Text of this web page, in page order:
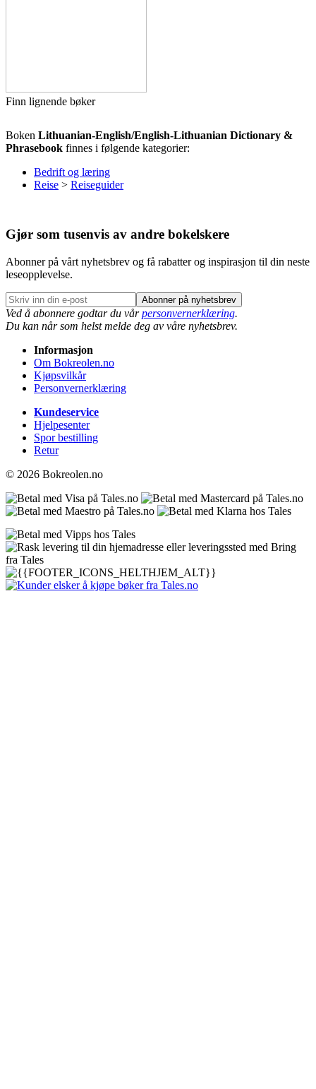
Finn lignende bøker
Boken Lithuanian-English/English-Lithuanian Dictionary &
Phrasebook finnes i følgende kategorier:
Bedrift og læring
Reise > Reiseguider
Gjør som tusenvis av andre bokelskere
Abonner på vårt nyhetsbrev og få rabatter og inspirasjon til din neste
leseopplevelse.
Abonner på nyhetsbrev
Ved å abonnere godtar du vårpersonvernerklæring.
Du kan når som helst melde deg av våre nyhetsbrev.
Informasjon
Om Bokreolen.no
Kjøpsvilkår
Personvernerklæring
Kundeservice
Hjelpesenter
Spor bestilling
Retur
© 2026 Bokreolen.no